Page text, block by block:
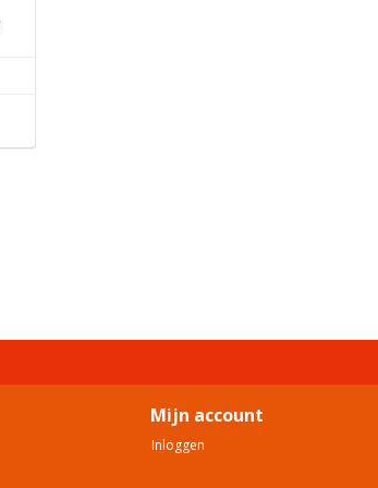
Mijn account
Inloggen